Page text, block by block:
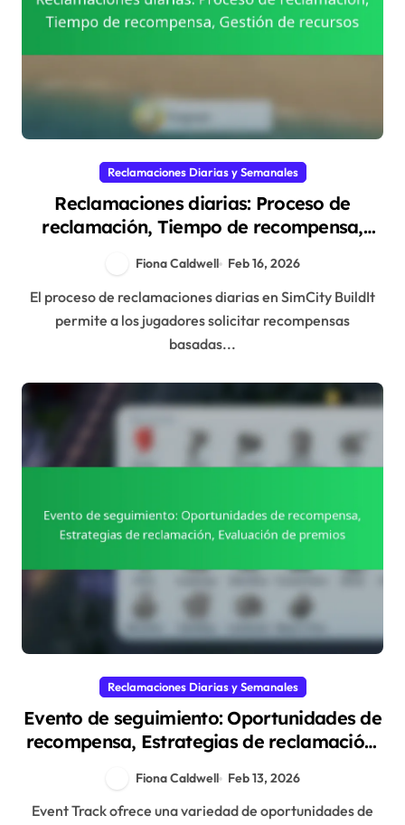
Reclamaciones Diarias y Semanales
Reclamaciones diarias: Proceso de
reclamación, Tiempo de recompensa,
Fiona Caldwell Feb 16, 2026
El proceso de reclamaciones diarias en SimCity BuildIt
permite a los jugadores solicitar recompensas
basadas...
Reclamaciones Diarias y Semanales
Evento de seguimiento: Oportunidades de
recompensa, Estrategias de reclamación,
Fiona Caldwell Feb 13, 2026
Event Track ofrece una variedad de oportunidades de